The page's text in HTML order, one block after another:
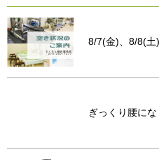
8/7(金)、8/8(土
ぎっくり腰に